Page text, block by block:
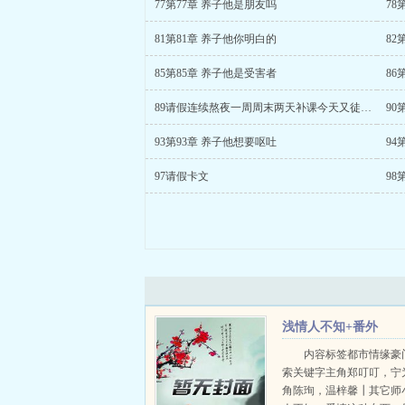
77第77章 养子他是朋友吗 78
81第81章 养子他你明白的 82
85第85章 养子他是受害者 86
89请假连续熬夜一周周末两天补课今天又徒步了三四个小时太累了 90
93第93章 养子他想要呕吐 94
97请假卡文 98
浅情人不知+番外
内容标签都市情缘豪
索关键字主角郑叮叮，
角陈珣，温梓馨┃其它师